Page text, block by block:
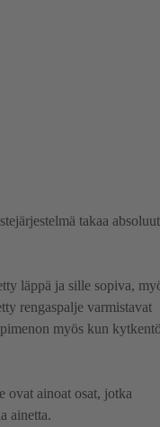
takaa
läppä ja sille sopiva,
rengaspalje varmistavat
myös kun
ovat ainoat osat, jotka
ainetta.